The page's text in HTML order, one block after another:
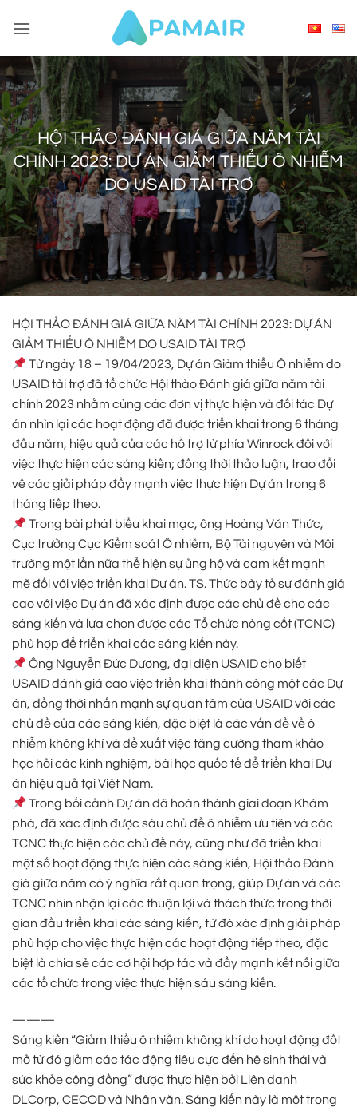
HỘI THẢO ĐÁNH GIÁ GIỮA NĂM TÀI
CHÍNH 2023: DỰ ÁN GIẢM THIỂU Ô NHIỄM
DO USAID TÀI TRỢ
HỘI THẢO ĐÁNH GIÁ GIỮA NĂM TÀI CHÍNH 2023: DỰ ÁN
GIẢM THIỂU Ô NHIỄM DO USAID TÀI TRỢ
Từ ngày 18 – 19/04/2023, Dự án Giảm thiểu Ô nhiễm do
USAID tài trợ đã tổ chức Hội thảo Đánh giá giữa năm tài
chính 2023 nhằm cùng các đơn vị thực hiện và đối tác Dự
án nhìn lại các hoạt động đã được triển khai trong 6 tháng
đầu năm, hiệu quả của các hỗ trợ từ phía Winrock đối với
việc thực hiện các sáng kiến; đồng thời thảo luận, trao đổi
về các giải pháp đẩy mạnh việc thực hiện Dự án trong 6
tháng tiếp theo.
Trong bài phát biểu khai mạc, ông Hoàng Văn Thức,
Cục trưởng Cục Kiểm soát Ô nhiễm, Bộ Tài nguyên và Môi
trường một lần nữa thể hiện sự ủng hộ và cam kết mạnh
mẽ đối với việc triển khai Dự án. TS. Thức bày tỏ sự đánh giá
cao với việc Dự án đã xác định được các chủ đề cho các
sáng kiến và lựa chọn được các Tổ chức nòng cốt (TCNC)
phù hợp để triển khai các sáng kiến này.
Ông Nguyễn Đức Dương, đại diện USAID cho biết
USAID đánh giá cao việc triển khai thành công một các Dự
án, đồng thời nhấn mạnh sự quan tâm của USAID với các
chủ đề của các sáng kiến, đặc biệt là các vấn đề về ô
nhiễm không khí và đề xuất việc tăng cường tham khảo
học hỏi các kinh nghiệm, bài học quốc tế để triển khai Dự
án hiệu quả tại Việt Nam.
Trong bối cảnh Dự án đã hoàn thành giai đoạn Khám
phá, đã xác định được sáu chủ đề ô nhiễm ưu tiên và các
TCNC thực hiện các chủ đề này, cũng như đã triển khai
một số hoạt động thực hiện các sáng kiến, Hội thảo Đánh
giá giữa năm có ý nghĩa rất quan trọng, giúp Dự án và các
TCNC nhìn nhận lại các thuận lợi và thách thức trong thời
gian đầu triển khai các sáng kiến, từ đó xác định giải pháp
phù hợp cho việc thực hiện các hoạt động tiếp theo, đặc
biệt là chia sẻ các cơ hội hợp tác và đẩy mạnh kết nối giữa
các tổ chức trong việc thực hiện sáu sáng kiến.
———
Sáng kiến “Giảm thiểu ô nhiễm không khí do hoạt động đốt
mở từ đó giảm các tác động tiêu cực đến hệ sinh thái và
sức khỏe cộng đồng” được thực hiện bởi Liên danh
DLCorp, CECOD và Nhân văn. Sáng kiến này là một trong